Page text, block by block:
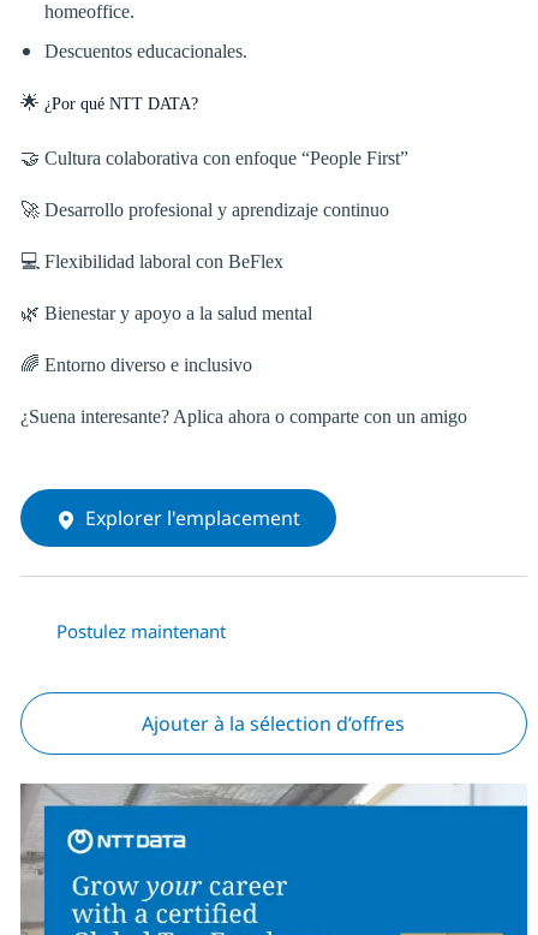
homeoffice.
Descuentos educacionales.
🌟 ¿Por qué NTT DATA?
🤝 Cultura colaborativa con enfoque “People First”
🚀 Desarrollo profesional y aprendizaje continuo
💻 Flexibilidad laboral con BeFlex
🌿 Bienestar y apoyo a la salud mental
🌈 Entorno diverso e inclusivo
¿Suena interesante? Aplica ahora o comparte con un amigo
Explorer l'emplacement
Postulez maintenant
Ajouter à la sélection d’offres